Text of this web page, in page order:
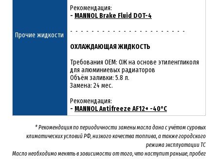
Прочие жидкости
Рекомендация:
- MANNOL Brake Fluid DOT-4
- - - - - - - - - - - - - - - - - - - - - -
ОХЛАЖДАЮЩАЯ ЖИДКОСТЬ
Требования OEM: ОЖ на основе этиленгликоля
для алюминиевых радиаторов
Объём заливки: 5.8 л.
Замена: 24 мес.
Рекомендация:
- MANNOL Antifreeze AF12+ -40°C
* Рекомендация по периодичности замены масла дана с учётом суровых
климатических условий РФ, низкого качества топлива, а также городского
режима эксплуатации ТС
Масло необходимо менятьв зависимости от того, что наступит раньше, пробег